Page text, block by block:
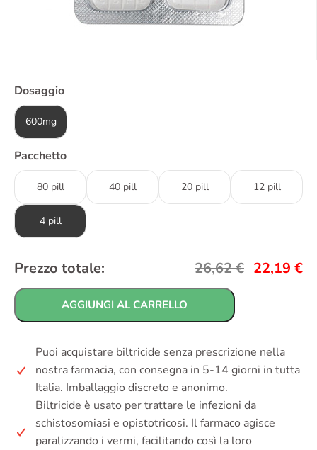
Dosaggio
600mg
Pacchetto
80 pill 40 pill 20 pill 12 pill
4 pill
Prezzo totale: 26,62€ 22,19 €
AGGIUNGI AL CARRELLO
Puoi acquistare biltricide senza prescrizione nella
nostra farmacia, con consegna in 5-14 giorni in tutta
Italia. Imballaggio discreto e anonimo.
Biltricide è usato per trattare le infezioni da
schistosomiasi e opistotricosi. Il farmaco agisce
paralizzando i vermi, facilitando così la loro